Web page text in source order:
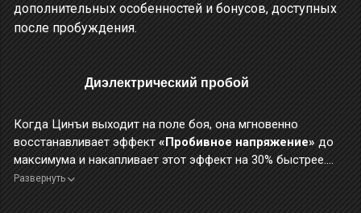
дополнительных особенностей и бонусов, доступных
после пробуждения.
Диэлектрический пробой
Когда Цинъи выходит на поле боя, она мгновенно
восстанавливает эффект «Пробивное напряжение» до
максимума и накапливает этот эффект на 30% быстрее.
Когда Цинъи наносит врагу урон
Развернуть